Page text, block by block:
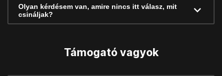
Olyan kérdésem van, amire nincs itt válasz, mit
csináljak?
Támogató vagyok